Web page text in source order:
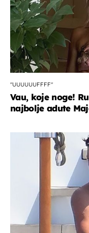
"UUUUUUFFFF"
Vau, koje noge!
najbolje adute